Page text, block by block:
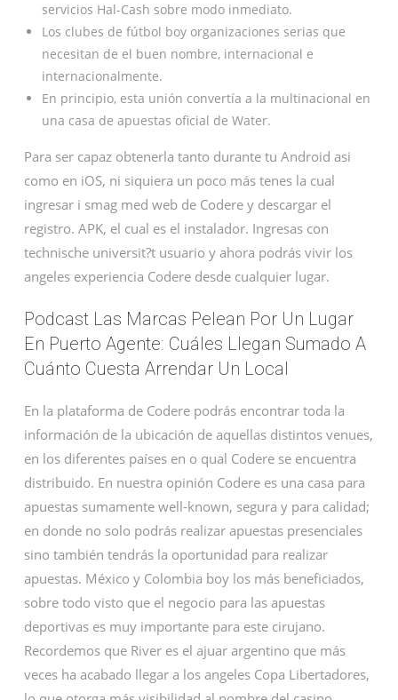
servicios Hal-Cash sobre modo inmediato.
Los clubes de fútbol boy organizaciones serias que
necesitan de el buen nombre, internacional e
internacionalmente.
En principio, esta unión convertía a la multinacional en
una casa de apuestas oficial de Water.
Para ser capaz obtenerla tanto durante tu Android asi
como en iOS, ni siquiera un poco más tenes la cual
ingresar i smag med web de Codere y descargar el
registro. APK, el cual es el instalador. Ingresas con
technische universit?t usuario y ahora podrás vivir los
angeles experiencia Codere desde cualquier lugar.
Podcast Las Marcas Pelean Por Un Lugar
En Puerto Agente: Cuáles Llegan Sumado A
Cuánto Cuesta Arrendar Un Local
En la plataforma de Codere podrás encontrar toda la
información de la ubicación de aquellas distintos venues,
en los diferentes países en o qual Codere se encuentra
distribuido. En nuestra opinión Codere es una casa para
apuestas sumamente well-known, segura y para calidad;
en donde no solo podrás realizar apuestas presenciales
sino también tendrás la oportunidad para realizar
apuestas. México y Colombia boy los más beneficiados,
sobre todo visto que el negocio para las apuestas
deportivas es muy importante para este cirujano.
Recordemos que River es el ajuar argentino que más
veces ha acabado llegar a los angeles Copa Libertadores,